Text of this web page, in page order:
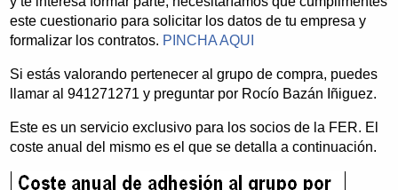
este cuestionario para solicitar los datos de tu empresa y
formalizar los contratos. PINCHA AQUI
Si estás valorando pertenecer al grupo de compra, puedes
llamar al 941271271 y preguntar por Rocío Bazán Iñiguez.
Este es un servicio exclusivo para los socios de la FER. El
coste anual del mismo es el que se detalla a continuación.